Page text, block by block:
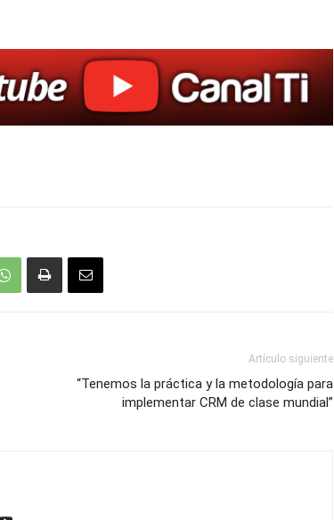
Artículo siguiente
“Tenemos la práctica y la metodología para
implementar CRM de clase mundial”